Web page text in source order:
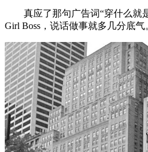
真应了那句广告词“穿什么就
Girl Boss，说话做事就多几分底气